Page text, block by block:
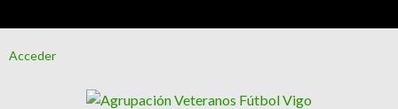
alAcceder